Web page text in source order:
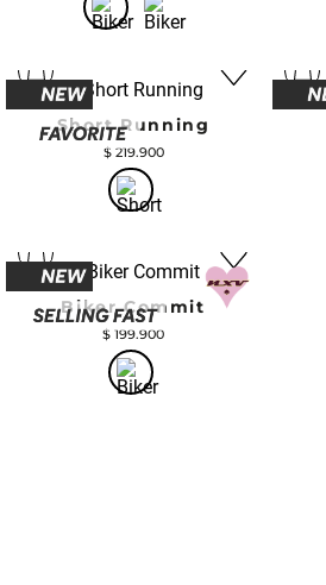
Short Running
$ 219.900
Biker Commit
$ 199.900